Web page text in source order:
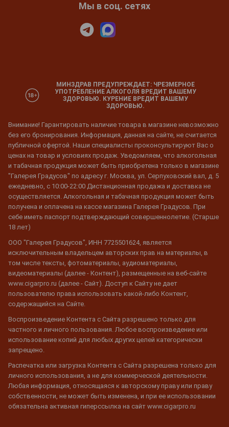
Мы в соц. сетях
МИНЗДРАВ ПРЕДУПРЕЖДАЕТ: ЧРЕЗМЕРНОЕ
УПОТРЕБЛЕНИЕ АЛКОГОЛЯ ВРЕДИТ ВАШЕМУ
ЗДОРОВЬЮ. КУРЕНИЕ ВРЕДИТ ВАШЕМУ
ЗДОРОВЬЮ.
Внимание! Гарантировать наличие товара в магазине невозможно
без его бронирования. Информация, данная на сайте, не считается
публичной офертой. Наши специалисты проконсультируют Вас о
ценах на товар и условиях продаж. Уведомляем, что алкогольная
и табачная продукция может быть приобретена только в магазине
"Галерея Градусов" по адресу г. Москва, ул. Серпуховский вал, д. 5
ежедневно, с 10:00-22:00 Дистанционная продажа и доставка не
осуществляется. Алкогольная и табачная продукция может быть
получена и оплачена на кассе магазина Галерея Градусов. При
себе иметь паспорт подтверждающий совершеннолетие. (Старше
18 лет)
ООО "Галерея Градусов", ИНН 7725501624, является
исключительным владельцем авторских прав на материалы, в
том числе тексты, фотоматериалы, аудиоматериалы,
видеоматериалы (далее - Контент), размещенные на веб-сайте
www.cigarpro.ru (далее - Сайт). Доступ к Сайту не дает
пользователю права использовать какой-либо Контент,
содержащийся на Сайте.
Воспроизведение Контента с Сайта разрешено только для
частного и личного пользования. Любое воспроизведение или
использование копий для любых других целей категорически
запрещено.
Распечатка или загрузка Контента с Сайта разрешена только для
личного использования, а не для коммерческой деятельности.
Любая информация, относящаяся к авторскому праву или праву
собственности, не может быть изменена, и при ее использовании
обязательна активная гиперссылка на сайт www.cigarpro.ru